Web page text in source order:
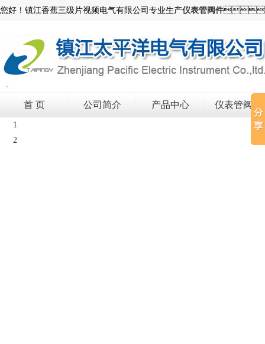
您好！镇江香蕉三级片视频电气有限公司专业生产仪表管阀件
首 页 公司简介 产品中心 仪表管阀件
1
2